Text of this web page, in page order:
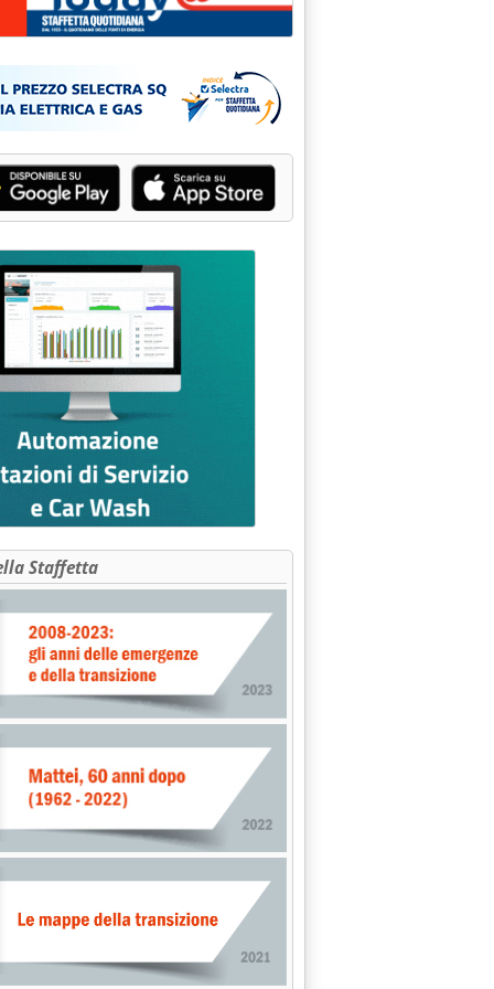
report dei gestori di rete sul "rischio blackout" del 10
'Oneri di Sistema ai massimi storici'
Staffetta